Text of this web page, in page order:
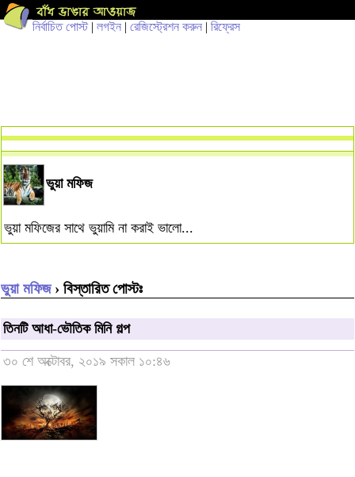
নির্বাচিত পোস্ট| লগইন | রেজিস্ট্রেশন করুন | রিফ্রেস
ভুয়া মফিজ
ভুয়া মফিজের সাথে ভুয়ামি না করাই ভালো...
ভুয়া মফিজ› বিস্তারিত পোস্টঃ
তিনটি আধা-ভৌতিক মিনি গল্প
৩০ শে অক্টোবর, ২০১৯ সকাল ১০:৪৬